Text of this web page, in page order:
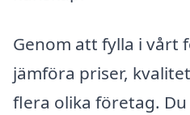
Genom att fylla i vårt
jämföra priser,
flera olika företag.